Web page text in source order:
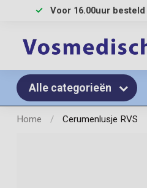
Voor 16.00uur besteld
Alle categorieën
Home / Cerumenlusje RVS